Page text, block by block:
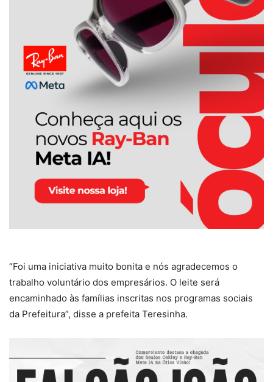
“Foi uma iniciativa muito bonita e nós agradecemos o
trabalho voluntário dos empresários. O leite será
encaminhado às famílias inscritas nos programas sociais
da Prefeitura”, disse a prefeita Teresinha.